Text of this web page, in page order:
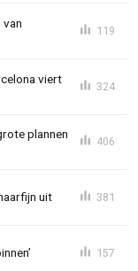
van
119
viert
324
plannen
406
uit 381
157